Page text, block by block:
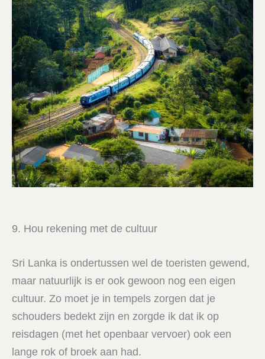
9. Hou rekening met de cultuur
Sri Lanka is ondertussen wel de toeristen gewend,
maar natuurlijk is er ook gewoon nog een eigen
cultuur. Zo moet je in tempels zorgen dat je
schouders bedekt zijn en zorgde ik dat ik op
reisdagen (met het openbaar vervoer) ook een
lange rok of broek aan had.